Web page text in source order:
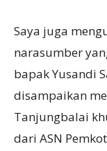
Saya juga
narasumber
bapak Yusandi
disampaikan
Tanjungbalai
dari ASN